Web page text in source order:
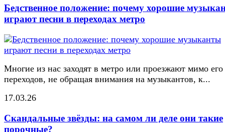
Бедственное положение: почему хорошие
играют песни в переходах метро
Многие из нас заходят в метро или проезжают мимо его
переходов, не обращая внимания на музыкантов, к...
17.03.26
Скандальные звёзды: на самом ли деле они такие
порочные?